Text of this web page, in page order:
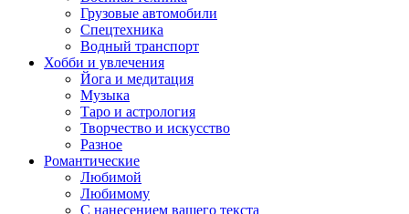
Грузовые автомобили
Спецтехника
Водный транспорт
Хобби и увлечения
Йога и медитация
Музыка
Таро и астрология
Творчество и искусство
Разное
Романтические
Любимой
Любимому
С нанесением вашего текста